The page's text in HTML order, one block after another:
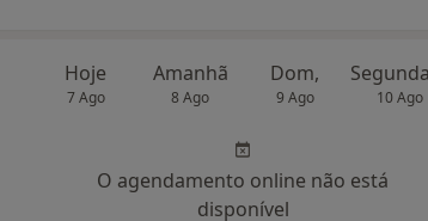
Hoje
7 Ago
Amanhã
8 Ago
Dom,
9 Ago 10 Ago
O agendamento online não está
disponível